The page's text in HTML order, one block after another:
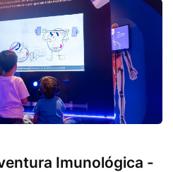
Imunológica -